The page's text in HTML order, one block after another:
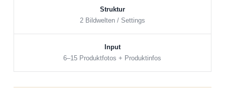
Struktur
2 Bildwelten / Settings
Input
6–15 Produktfotos + Produktinfos